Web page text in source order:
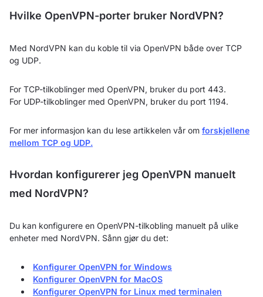
Hvilke OpenVPN-porter bruker NordVPN?
Med NordVPN kan du koble til via OpenVPN både over TCP
og UDP.
For TCP-tilkoblinger med OpenVPN, bruker du port 443.
For UDP-tilkoblinger med OpenVPN, bruker du port 1194.
For mer informasjon kan du lese artikkelen vår om forskjellene
mellom TCP og UDP.
Hvordan konfigurerer jeg OpenVPN manuelt
med NordVPN?
Du kan konfigurere en OpenVPN-tilkobling manuelt på ulike
enheter med NordVPN. Sånn gjør du det:
Konfigurer OpenVPN for Windows
Konfigurer OpenVPN for MacOS
Konfigurer OpenVPN for Linux med terminalen